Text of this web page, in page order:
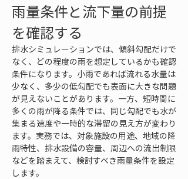
雨量条件と流下量の前提
を確認する
排水シミュレーションでは、傾斜勾配だけで
なく、どの程度の雨を想定しているかも確認
条件になります。小雨であれば流れる水量は
少なく、多少の低勾配でも表面に大きな問題
が見えないことがあります。一方、短時間に
多くの雨が降る条件では、同じ勾配でも水が
集まる速度や一時的な滞留の見え方が変わり
ます。実務では、対象施設の用途、地域の降
雨特性、排水設備の容量、周辺への流出制限
などを踏まえて、検討すべき雨量条件を設定
します。